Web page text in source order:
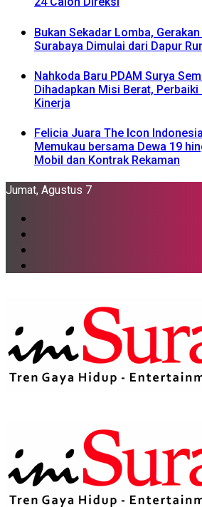
Bukan Sekadar Lomba,
Surabaya Dimulai dari Dapur
Nahkoda Baru PDAM Surya
Dihadapkan Misi Berat,
Kinerja
Felicia Juara The Icon
Memukau bersama Dewa 19
Mobil dan Kontrak Rekaman
Jumat, Agustus 7